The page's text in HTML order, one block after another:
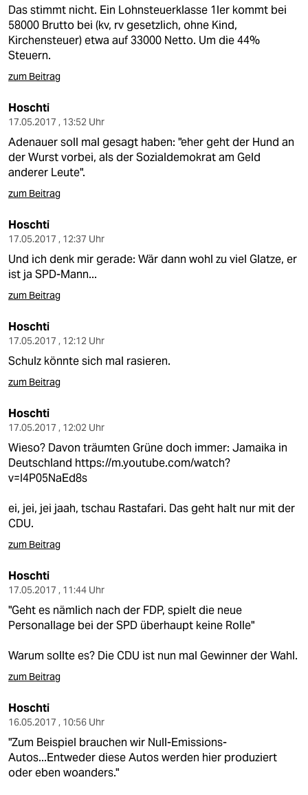
Das stimmt nicht. Ein Lohnsteuerklasse 1ler kommt bei
58000 Brutto bei (kv, rv gesetzlich, ohne Kind,
Kirchensteuer) etwa auf 33000 Netto. Um die 44%
Steuern.
zum Beitrag
Hoschti
17.05.2017 , 13:52 Uhr
Adenauer soll mal gesagt haben: "eher geht der Hund an
der Wurst vorbei, als der Sozialdemokrat am Geld
anderer Leute".
zum Beitrag
Hoschti
17.05.2017 , 12:37 Uhr
Und ich denk mir gerade: Wär dann wohl zu viel Glatze, er
ist ja SPD-Mann...
zum Beitrag
Hoschti
17.05.2017 , 12:12 Uhr
Schulz könnte sich mal rasieren.
zum Beitrag
Hoschti
17.05.2017 , 12:02 Uhr
Wieso? Davon träumten Grüne doch immer: Jamaika in
Deutschland https://m.youtube.com/watch?
v=I4P05NaEd8s
ei, jei, jei jaah, tschau Rastafari. Das geht halt nur mit der
CDU.
zum Beitrag
Hoschti
17.05.2017 , 11:44 Uhr
"Geht es nämlich nach der FDP, spielt die neue
Personallage bei der SPD überhaupt keine Rolle"
Warum sollte es? Die CDU ist nun mal Gewinner der Wahl.
zum Beitrag
Hoschti
16.05.2017 , 10:56 Uhr
"Zum Beispiel brauchen wir Null-Emissions-
Autos...Entweder diese Autos werden hier produziert
oder eben woanders."